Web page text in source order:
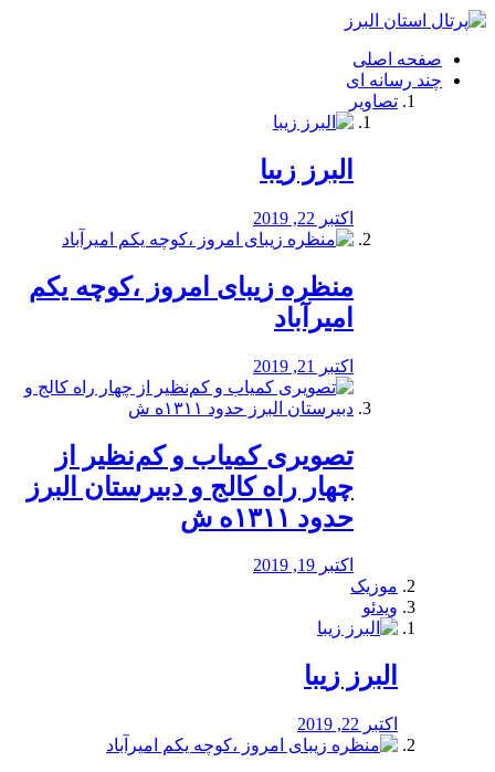
فصد
شرق
تهران
خشکشویی
صفحه اصلی
چند رسانه ای
تصاویر
البرز زیبا
اکتبر 22, 2019
منظره‌‌ زیبای امروز ،کوچه یکم
امیرآباد
اکتبر 21, 2019
️تصویری کمیاب و کم‌نظیر از
چهار راه كالج و دبيرستان البرز
حدود ۱۳۱۱ه ش
اکتبر 19, 2019
موزیک
ویدئو
البرز زیبا
اکتبر 22, 2019